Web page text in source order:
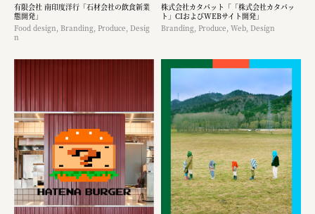
有限会社 南印度洋行「石材会社の飲食新業
態開発」
Food design, Branding, Produce, Desig
n
株式会社カタパット「「株式会社カタパッ
ト」CIおよびWEBサイト開発」
Branding, Produce, Web, Design